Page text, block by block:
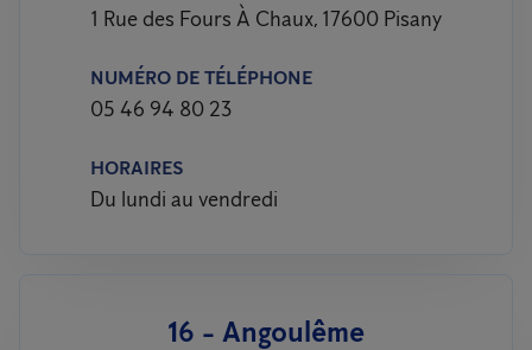
1 Rue des Fours À Chaux, 17600 Pisany
NUMÉRO DE TÉLÉPHONE
05 46 94 80 23
HORAIRES
Du lundi au vendredi
16 - Angoulême